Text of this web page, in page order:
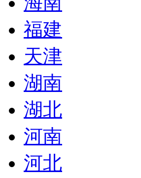
福建
天津
湖南
湖北
河南
河北